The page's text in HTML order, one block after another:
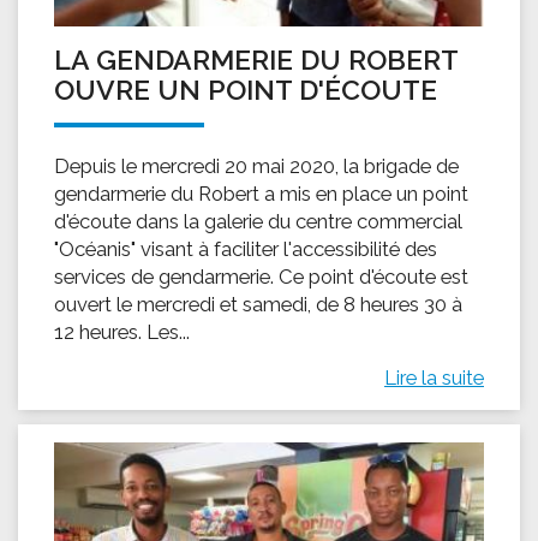
LA GENDARMERIE DU ROBERT
OUVRE UN POINT D'ÉCOUTE
Depuis le mercredi 20 mai 2020, la brigade de
gendarmerie du Robert a mis en place un point
d'écoute dans la galerie du centre commercial
"Océanis" visant à faciliter l'accessibilité des
services de gendarmerie. Ce point d'écoute est
ouvert le mercredi et samedi, de 8 heures 30 à
12 heures. Les...
Lire la suite